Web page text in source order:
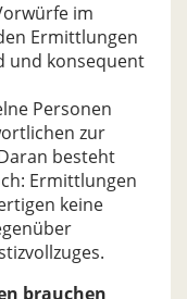
im
Ermittlungen
und konsequent
Personen
zur
besteht
Ermittlungen
keine
brauchen